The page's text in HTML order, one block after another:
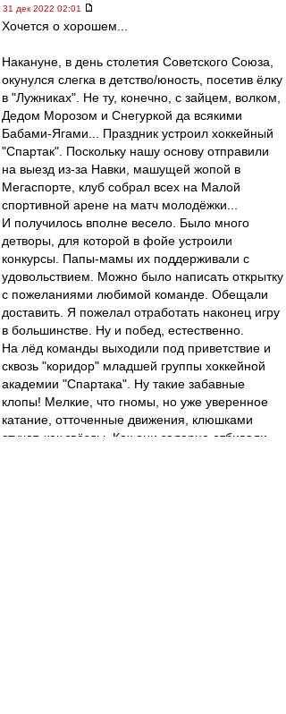
31 дек 2022 02:01
Хочется о хорошем...
Накануне, в день столетия Советского Союза,
окунулся слегка в детство/юность, посетив ёлку
в "Лужниках". Не ту, конечно, с зайцем, волком,
Дедом Морозом и Снегуркой да всякими
Бабами-Ягами... Праздник устроил хоккейный
"Спартак". Поскольку нашу основу отправили
на выезд из-за Навки, машущей жопой в
Мегаспорте, клуб собрал всех на Малой
спортивной арене на матч молодёжки...
И получилось вполне весело. Было много
детворы, для которой в фойе устроили
конкурсы. Папы-мамы их поддерживали с
удовольствием. Можно было написать открытку
с пожеланиями любимой команде. Обещали
доставить. Я пожелал отработать наконец игру
в большинстве. Ну и побед, естественно.
На лёд команды выходили под приветствие и
сквозь "коридор" младшей группы хоккейной
академии "Спартака". Ну такие забавные
клопы! Мелкие, что гномы, но уже уверенное
катание, отточенные движения, клюшками
стучат, как звёзды. Как они задорно отбивали